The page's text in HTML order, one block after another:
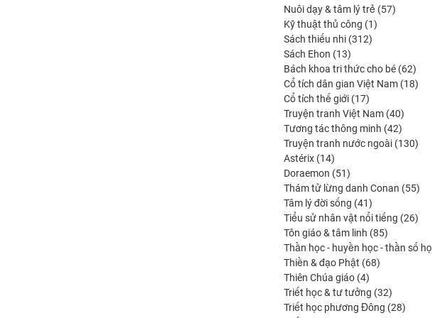
produits
Nuôi dạy & tâm lý trẻ 5757
Kỹ thuật thủ công 11
Sách thiếu nhi 312312
Sách Ehon 1313
produits
Bách khoa tri thức cho bé 6262
Cổ tích dân gian Việt Nam 1818
Cổ tích thế giới 1717
produits
Truyện tranh Việt Nam 4040
produits
Tương tác thông minh 4242
produits
Truyện tranh nước ngoài 130130
Astérix 1414
produits
Doraemon 5151
produits
Thám tử lừng danh Conan 5555
Tâm lý đời sống 4141
produits
Tiểu sử nhân vật nổi tiếng 2626
Tôn giáo & tâm linh 8585
produits
Thần học - huyền học - thần số
Thiền & đạo Phật 6868
Thiên Chúa giáo 44
produits
Triết học & tư tưởng 3232
produits
Triết học phương Đông 2828